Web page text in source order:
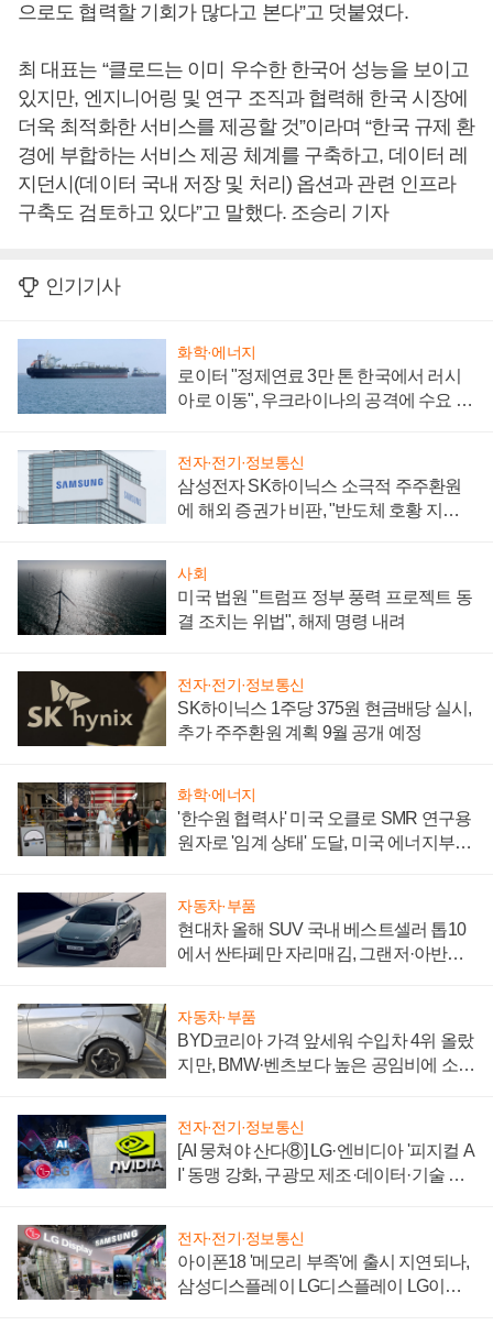
으로도 협력할 기회가 많다고 본다”고 덧붙였다.
최 대표는 “클로드는 이미 우수한 한국어 성능을 보이고
있지만, 엔지니어링 및 연구 조직과 협력해 한국 시장에
더욱 최적화한 서비스를 제공할 것”이라며 “한국 규제 환
경에 부합하는 서비스 제공 체계를 구축하고, 데이터 레
지던시(데이터 국내 저장 및 처리) 옵션과 관련 인프라
구축도 검토하고 있다”고 말했다. 조승리 기자
인기기사
화학·에너지
로이터 "정제연료 3만 톤 한국에서 러시
아로 이동", 우크라이나의 공격에 수요 늘
전자·전기·정보통신
삼성전자 SK하이닉스 소극적 주주환원
에 해외 증권가 비판, "반도체 호황 지속
사회
미국 법원 "트럼프 정부 풍력 프로젝트 동
결 조치는 위법", 해제 명령 내려
전자·전기·정보통신
SK하이닉스 1주당 375원 현금배당 실시,
추가 주주환원 계획 9월 공개 예정
화학·에너지
'한수원 협력사' 미국 오클로 SMR 연구용
원자로 '임계 상태' 도달, 미국 에너지부
자동차·부품
현대차 올해 SUV 국내 베스트셀러 톱10
에서 싼타페만 자리매김, 그랜저·아반떼
자동차·부품
BYD코리아 가격 앞세워 수입차 4위 올랐
지만, BMW·벤츠보다 높은 공임비에 소비
전자·전기·정보통신
[AI 뭉쳐야 산다⑧] LG·엔비디아 '피지컬 A
I' 동맹 강화, 구광모 제조·데이터·기술 결
전자·전기·정보통신
아이폰18 '메모리 부족'에 출시 지연되나,
삼성디스플레이 LG디스플레이 LG이노